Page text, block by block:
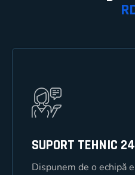
SUPORT TEHNIC
Dispunem de o echipă
Dispunem de